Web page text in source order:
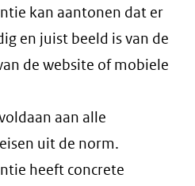
kan aantonen dat er
en juist beeld is van de
de website of mobiele
aan alle
uit de norm.
heeft concrete